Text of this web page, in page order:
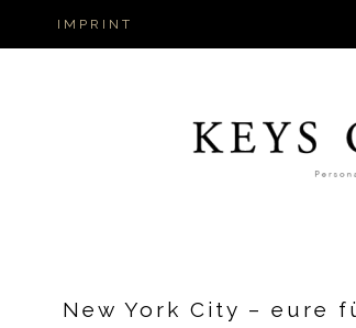
IMPRINT
New York City – eure